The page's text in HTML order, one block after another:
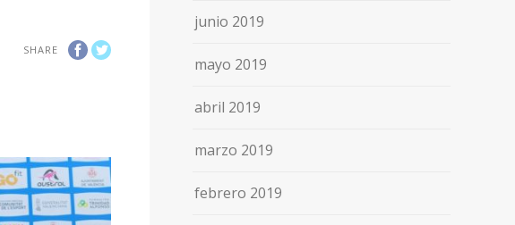
SHARE
junio 2019
mayo 2019
abril 2019
marzo 2019
febrero 2019